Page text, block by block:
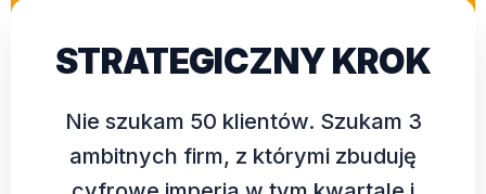
STRATEGICZNY KROK
Nie szukam 50 klientów. Szukam 3
ambitnych firm, z którymi zbuduję